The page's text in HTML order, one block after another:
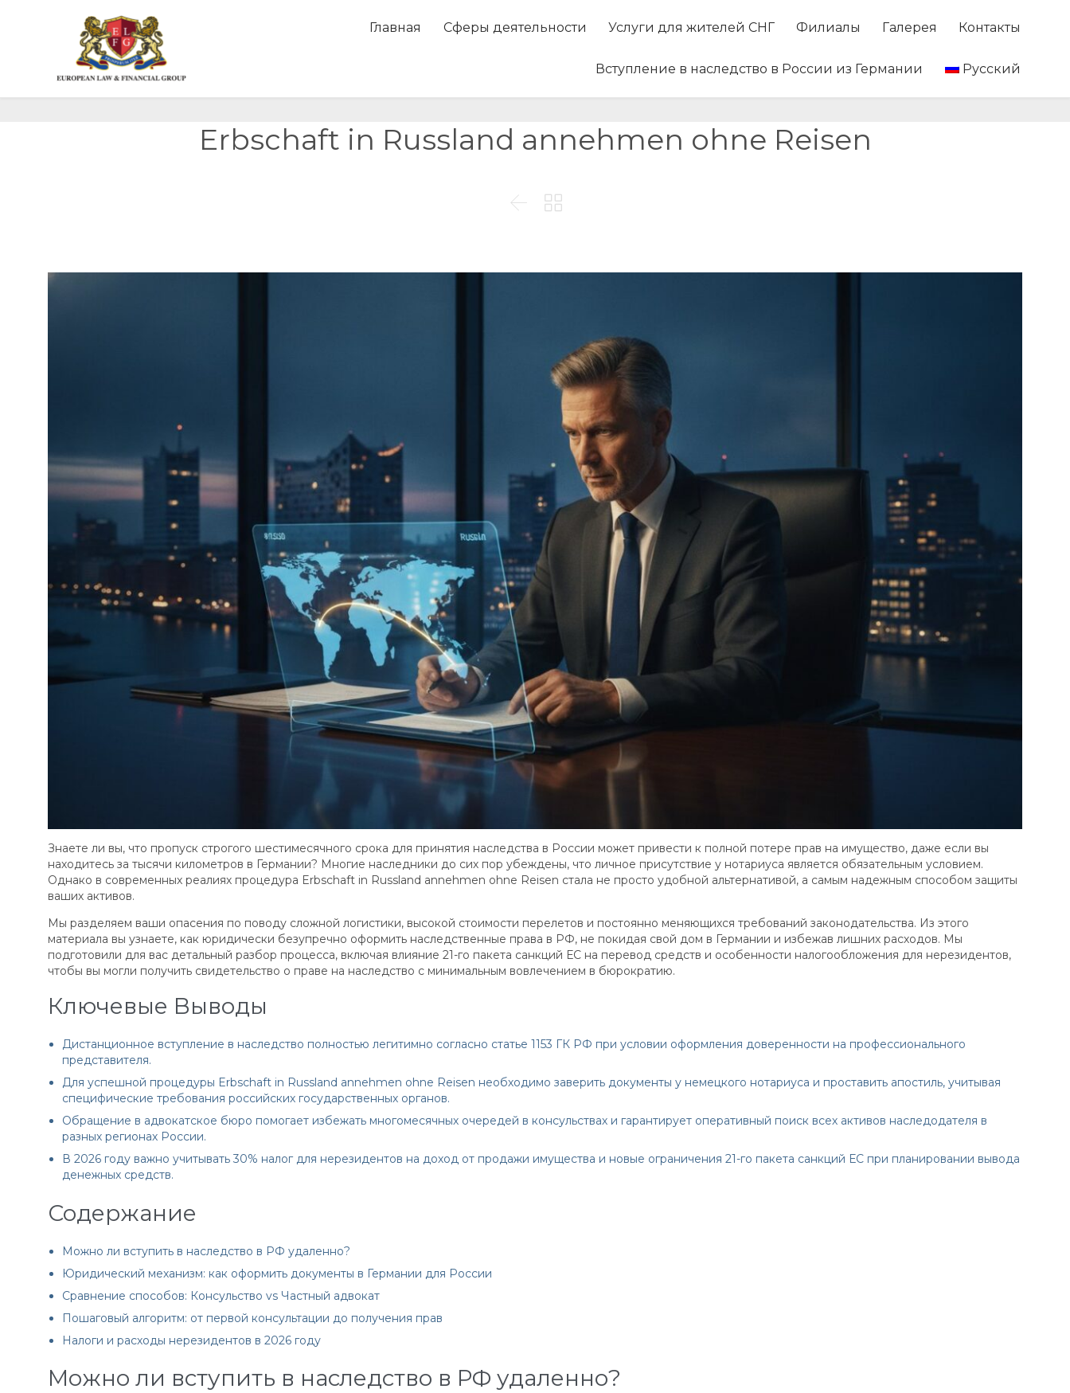
Главная Сферы деятельности Услуги для жителей СНГ Филиалы Галерея Контакты
Вступление в наследство в России из Германии Русский
Erbschaft in Russland annehmen ohne Reisen
 
Знаете ли вы, что пропуск строгого шестимесячного срока для принятия наследства в России может привести к полной потере прав на имущество, даже если вы
находитесь за тысячи километров в Германии? Многие наследники до сих пор убеждены, что личное присутствие у нотариуса является обязательным условием.
Однако в современных реалиях процедура Erbschaft in Russland annehmen ohne Reisen стала не просто удобной альтернативой, а самым надежным способом защиты
ваших активов.
Мы разделяем ваши опасения по поводу сложной логистики, высокой стоимости перелетов и постоянно меняющихся требований законодательства. Из этого
материала вы узнаете, как юридически безупречно оформить наследственные права в РФ, не покидая свой дом в Германии и избежав лишних расходов. Мы
подготовили для вас детальный разбор процесса, включая влияние 21-го пакета санкций ЕС на перевод средств и особенности налогообложения для нерезидентов,
чтобы вы могли получить свидетельство о праве на наследство с минимальным вовлечением в бюрократию.
Ключевые Выводы
Дистанционное вступление в наследство полностью легитимно согласно статье 1153 ГК РФ при условии оформления доверенности на профессионального
представителя.
Для успешной процедуры Erbschaft in Russland annehmen ohne Reisen необходимо заверить документы у немецкого нотариуса и проставить апостиль, учитывая
специфические требования российских государственных органов.
Обращение в адвокатское бюро помогает избежать многомесячных очередей в консульствах и гарантирует оперативный поиск всех активов наследодателя в
разных регионах России.
В 2026 году важно учитывать 30% налог для нерезидентов на доход от продажи имущества и новые ограничения 21-го пакета санкций ЕС при планировании вывода
денежных средств.
Содержание
Можно ли вступить в наследство в РФ удаленно?
Юридический механизм: как оформить документы в Германии для России
Сравнение способов: Консульство vs Частный адвокат
Пошаговый алгоритм: от первой консультации до получения прав
Налоги и расходы нерезидентов в 2026 году
Можно ли вступить в наследство в РФ удаленно?